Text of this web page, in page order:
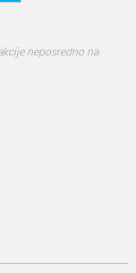
neposredno na